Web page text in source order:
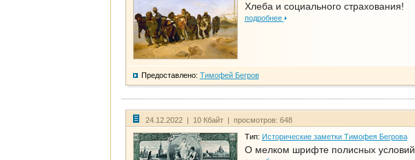
Хлеба и социального страхования!
подробнее
Предоставлено: Тимофей Бегров
24.12.2022 | 10 Кбайт | просмотров: 648
Тип: Исторические заметки Тимофея Бегрова
О мелком шрифте полисных условий